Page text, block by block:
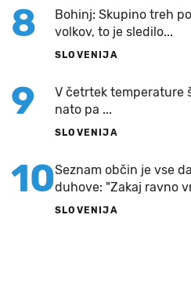
8
Bohinj: Skupino treh
volkov, to je sledilo...
SLOVENIJA
9
V četrtek temperature
nato pa ...
SLOVENIJA
10Seznam občin je vse
duhove: "Zakaj ravno
SLOVENIJA